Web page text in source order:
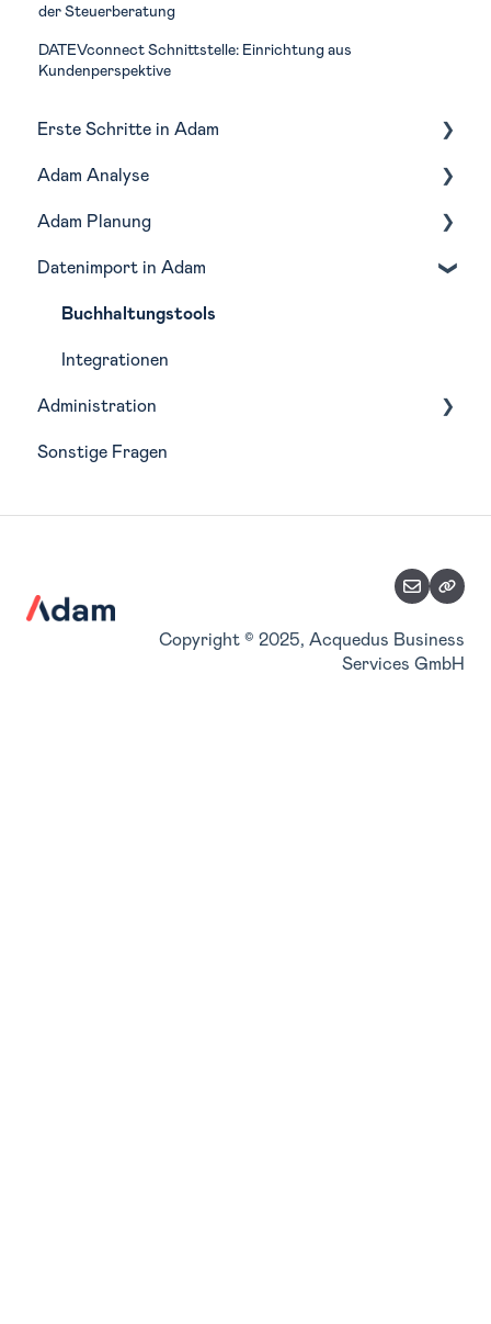
der Steuerberatung
DATEVconnect Schnittstelle: Einrichtung aus
Kundenperspektive
Erste Schritte in Adam
Navigation
Monatliche Routine in Adam
Adam Analyse
Lagebericht
Profitabilität
Liquidität
Kostenstellen
BWA-Bericht
Adam Planung
Budgetierung
Forecasting
Szenarien
Planungsfunktionen
Planungsimport
Datenimport in Adam
Buchhaltungstools
Integrationen
Administration
Wirtschaftsjahre
Accountverwaltung
Sonstige Fragen
Copyright © 2025, Acquedus Business
Services GmbH